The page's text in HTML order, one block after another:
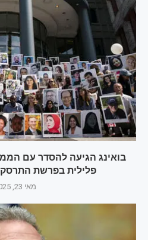
בואינג הגיעה להסדר עם
פלילית בפרשת התרסקויות
מאי 23, 2025